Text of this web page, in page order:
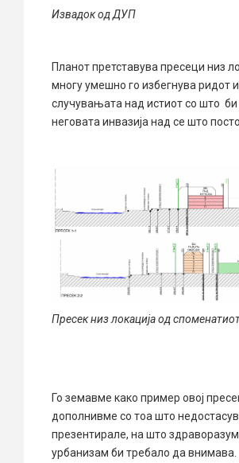
Извадок од ДУП
Планот претставува пресеци низ
многу умешно го избегнува ридот и
случувањата над истиот со што би
неговата инвазија над се што
Пресек низ локација од
Го земавме како пример овој
дополнивме со тоа што
презентирале, на што
урбанизам би требало да внимава.